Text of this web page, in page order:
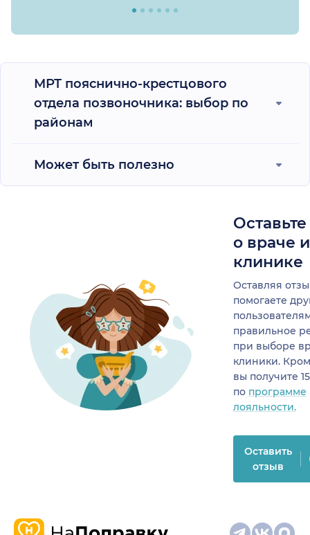
МРТ пояснично-крестцового
отдела позвоночника: выбор по
районам
Может быть полезно
о враче
клинике
Оставляя
помогаете
правильное
при выборе
клиники.
вы получите
по программе
лояльности.
Оставить
отзыв